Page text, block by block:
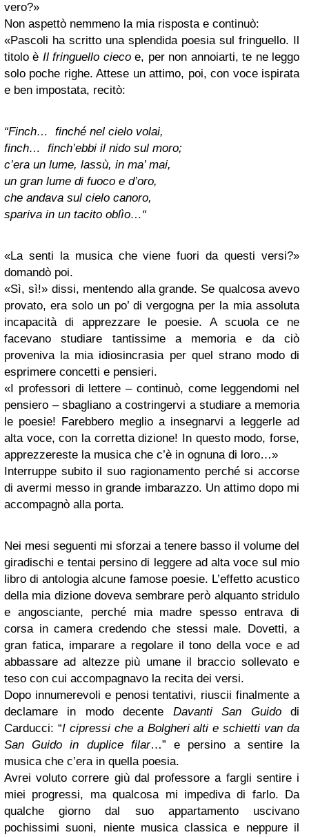
vero?»
Non aspettò nemmeno la mia risposta e continuò:
«Pascoli ha scritto una splendida poesia sul fringuello. Il
titolo è Il fringuello ciecoe, per non annoiarti, te ne leggo
solo poche righe. Attese un attimo, poi, con voce ispirata
e ben impostata, recitò:
“Finch… finché nel cielo volai,
finch… finch’ebbi il nido sul moro;
c’era un lume, lassù, in ma’ mai,
un gran lume di fuoco e d’oro,
che andava sul cielo canoro,
spariva in un tacito oblìo…“
«La senti la musica che viene fuori da questi versi?»
domandò poi.
«Sì, sì!» dissi, mentendo alla grande. Se qualcosa avevo
provato, era solo un po’ di vergogna per la mia assoluta
incapacità di apprezzare le poesie. A scuola ce ne
facevano studiare tantissime a memoria e da ciò
proveniva la mia idiosincrasia per quel strano modo di
esprimere concetti e pensieri.
«I professori di lettere – continuò, come leggendomi nel
pensiero – sbagliano a costringervi a studiare a memoria
le poesie! Farebbero meglio a insegnarvi a leggerle ad
alta voce, con la corretta dizione! In questo modo, forse,
apprezzereste la musica che c’è in ognuna di loro…»
Interruppe subito il suo ragionamento perché si accorse
di avermi messo in grande imbarazzo. Un attimo dopo mi
accompagnò alla porta.
Nei mesi seguenti mi sforzai a tenere basso il volume del
giradischi e tentai persino di leggere ad alta voce sul mio
libro di antologia alcune famose poesie. L’effetto acustico
della mia dizione doveva sembrare però alquanto stridulo
e angosciante, perché mia madre spesso entrava di
corsa in camera credendo che stessi male. Dovetti, a
gran fatica, imparare a regolare il tono della voce e ad
abbassare ad altezze più umane il braccio sollevato e
teso con cui accompagnavo la recita dei versi.
Dopo innumerevoli e penosi tentativi, riuscii finalmente a
declamare in modo decente Davanti San Guidodi
Carducci: “I cipressi che a Bolgheri alti e schietti van da
San Guido in duplice filar…” e persino a sentire la
musica che c’era in quella poesia.
Avrei voluto correre giù dal professore a fargli sentire i
miei progressi, ma qualcosa mi impediva di farlo. Da
qualche giorno dal suo appartamento uscivano
pochissimi suoni, niente musica classica e neppure il